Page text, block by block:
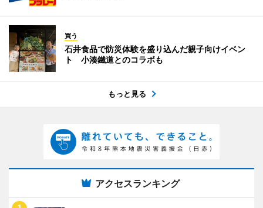
買う
石井食品で防災体験を盛り込んだ親子向けイベン
ト 小湊鐵道とのコラボも
もっと見る
アクセスランキング